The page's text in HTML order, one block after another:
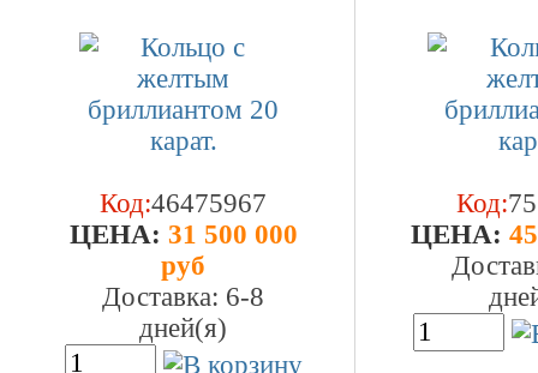
Код:46475967
ЦEHA: 31 500 000
руб
Доставка: 6-8
дней(я)
Код:
ЦEHA: